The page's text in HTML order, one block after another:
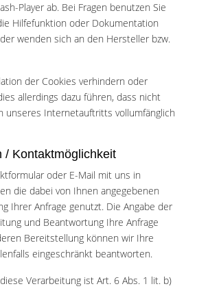
Player ab. Bei Fragen benutzen Sie
Hilfefunktion oder Dokumentation
wenden sich an den Hersteller bzw.
der Cookies verhindern oder
allerdings dazu führen, dass nicht
unseres Internetauftritts vollumfänglich
/ Kontaktmöglichkeit
oder E-Mail mit uns in
die dabei von Ihnen angegebenen
Ihrer Anfrage genutzt. Die Angabe der
und Beantwortung Ihre Anfrage
Bereitstellung können wir Ihre
eingeschränkt beantworten.
Verarbeitung ist Art. 6 Abs. 1 lit. b)